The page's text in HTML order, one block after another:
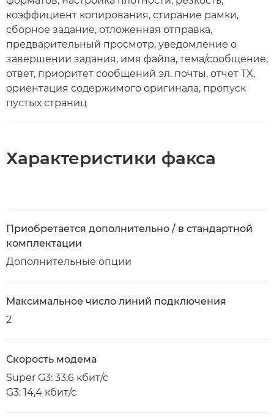
коэффициент копирования, стирание рамки,
сборное задание, отложенная отправка,
предварительный просмотр, уведомление о
завершении задания, имя файла, тема/сообщение,
ответ, приоритет сообщений эл. почты, отчет TX,
ориентация содержимого оригинала, пропуск
пустых страниц
Характеристики факса
Приобретается дополнительно / в стандартной
комплектации
Дополнительные опции
Максимальное число линий подключения
2
Скорость модема
Super G3: 33,6 кбит/с
G3: 14,4 кбит/с